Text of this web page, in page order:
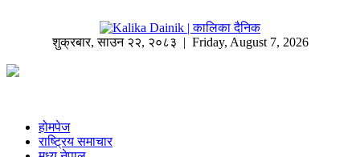
शुक्रबार,साउन २२, २०८३ | Friday, August 7, 2026
होमपेज
राष्ट्रिय समाचार